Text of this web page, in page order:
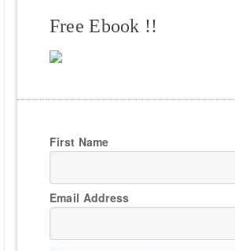
Free Ebook !!
First Name
Email Address